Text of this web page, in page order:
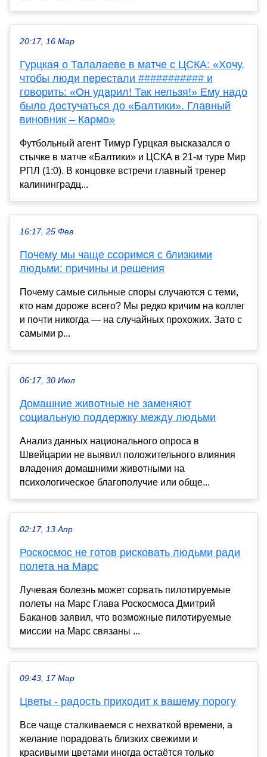
20:17, 16 Мар
Гурцкая о Талалаеве в матче с ЦСКА: «Хочу,
чтобы люди перестали ########### и
говорить: «Он ударил! Так нельзя!» Ему надо
было достучаться до «Балтики». Главный
виновник – Кармо»
Футбольный агент Тимур Гурцкая высказался о
стычке в матче «Балтики» и ЦСКА в 21-м туре Мир
РПЛ (1:0). В концовке встречи главный тренер
калининградц...
16:17, 25 Фев
Почему мы чаще ссоримся с близкими
людьми: причины и решения
Почему самые сильные споры случаются с теми,
кто нам дороже всего? Мы редко кричим на коллег
и почти никогда — на случайных прохожих. Зато с
самыми р...
06:17, 30 Июл
Домашние животные не заменяют
социальную поддержку между людьми
Анализ данных национального опроса в
Швейцарии не выявил положительного влияния
владения домашними животными на
психологическое благополучие или обще...
02:17, 13 Апр
Роскосмос не готов рисковать людьми ради
полета на Марс
Лучевая болезнь может сорвать пилотируемые
полеты на Марс Глава Роскосмоса Дмитрий
Баканов заявил, что возможные пилотируемые
миссии на Марс связаны ...
09:43, 17 Мар
Цветы - радость приходит к вашему порогу
Все чаще сталкиваемся с нехваткой времени, а
желание порадовать близких свежими и
красивыми цветами иногда остаётся только